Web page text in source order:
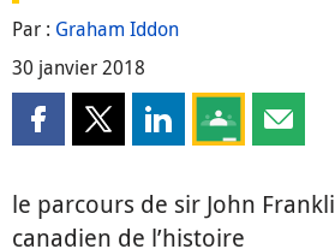
Par : Graham Iddon
30 janvier 2018
Partager cette page sur Facebook
Partager cette page sur X
Partager cette page
Partagez
le parcours de sir John
canadien de l’histoire